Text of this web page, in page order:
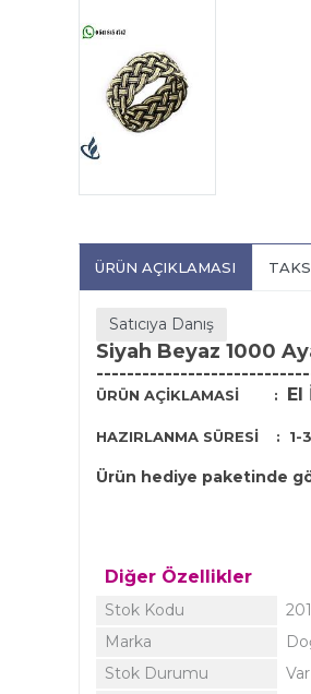
ÜRÜN AÇIKLAMASI
Satıcıya Danış
Siyah Beyaz 1000
ÜRÜN AÇİKLAMASİ : El
HAZIRLANMA SÜRESİ : 1-
Ürün hediye paketinde
Diğer Özellikler
Stok Kodu
Marka
Stok Durumu
Var